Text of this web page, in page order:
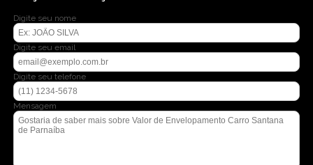
Digite seu nome
Digite seu email
Digite seu telefone
Mensagem